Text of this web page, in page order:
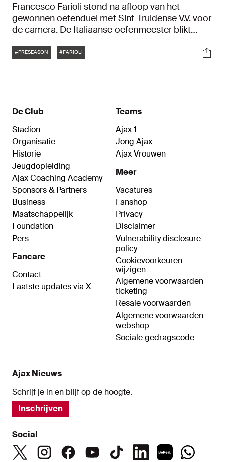
Francesco Farioli stond na afloop van het
gewonnen oefenduel met Sint-Truidense V.V. voor
de camera. De Italiaanse oefenmeester blikt
0-zege op de Belgen. "Ik wil deze mentaliteit
vasthouden richting de komende wedstrijden."
Tags
#PRESEASON #FARIOLI
De Club
Stadion
Organisatie
Historie
Jeugdopleiding
Ajax Coaching Academy
Sponsors & Partners
Business
Maatschappelijk
Foundation
Pers
Fancare
Contact
Laatste updates via X
Teams
Ajax 1
Jong Ajax
Ajax Vrouwen
Meer
Vacatures
Fanshop
Privacy
Disclaimer
Vulnerability disclosure
policy
Cookievoorkeuren
wijzigen
Algemene voorwaarden
ticketing
Resale voorwaarden
Algemene voorwaarden
webshop
Sociale gedragscode
Ajax Nieuws
Schrijf je in en blijf op de hoogte.
Inschrijven
Social